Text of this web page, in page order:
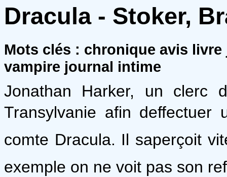
Dracula - Stoker,
Mots clés : chronique avis
vampire journal intime
Jonathan Harker, un clerc
Transylvanie afin
comte Dracula. Il saperçoit
exemple on ne voit pas son